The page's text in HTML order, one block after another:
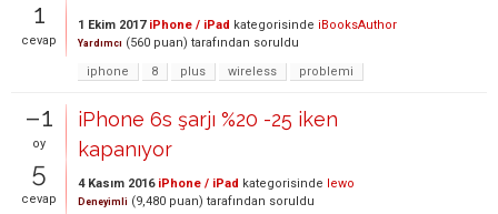
1
cevap
1 Ekim 2017 iPhone / iPad kategorisinde iBooksAuthor
Yardımcı (560 puan) tarafından soruldu
iphone
8 plus wireless problemi
–1
oy
5
cevap
iPhone 6s şarjı %20 -25 iken
kapanıyor
4 Kasım 2016 iPhone / iPad kategorisinde lewo
Deneyimli (9,480 puan) tarafından soruldu